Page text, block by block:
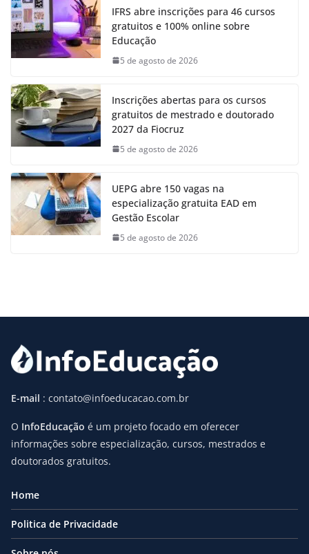
IFRS abre inscrições para 46 cursos
gratuitos e 100% online sobre
Educação
5 de agosto de 2026
Inscrições abertas para os cursos
gratuitos de mestrado e doutorado
2027 da Fiocruz
5 de agosto de 2026
UEPG abre 150 vagas na
especialização gratuita EAD em
Gestão Escolar
5 de agosto de 2026
E-mail : contato@infoeducacao.com.br
O InfoEducação é um projeto focado em oferecer
informações sobre especialização, cursos, mestrados e
doutorados gratuitos.
Home
Politica de Privacidade